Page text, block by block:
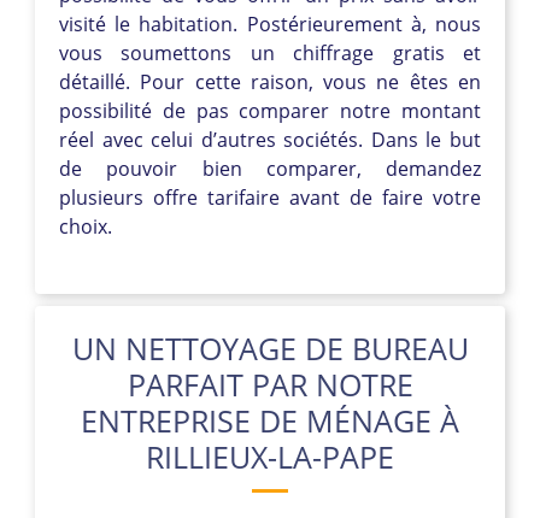
visité le habitation. Postérieurement à, nous
vous soumettons un chiffrage gratis et
détaillé. Pour cette raison, vous ne êtes en
possibilité de pas comparer notre montant
réel avec celui d’autres sociétés. Dans le but
de pouvoir bien comparer, demandez
plusieurs offre tarifaire avant de faire votre
choix.
UN NETTOYAGE DE BUREAU
PARFAIT PAR NOTRE
ENTREPRISE DE MÉNAGE À
RILLIEUX-LA-PAPE